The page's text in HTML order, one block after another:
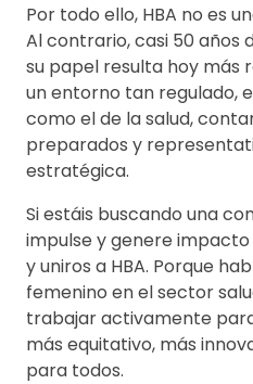
Por todo ello, HBA no es
Al contrario, casi 50 años
su papel resulta hoy más
un entorno tan regulado,
como el de la salud,
preparados y
estratégica.
Si estáis buscando una
impulse y genere
y uniros a HBA. Porque
femenino en el sector
trabajar activamente
más equitativo, más
para todos.